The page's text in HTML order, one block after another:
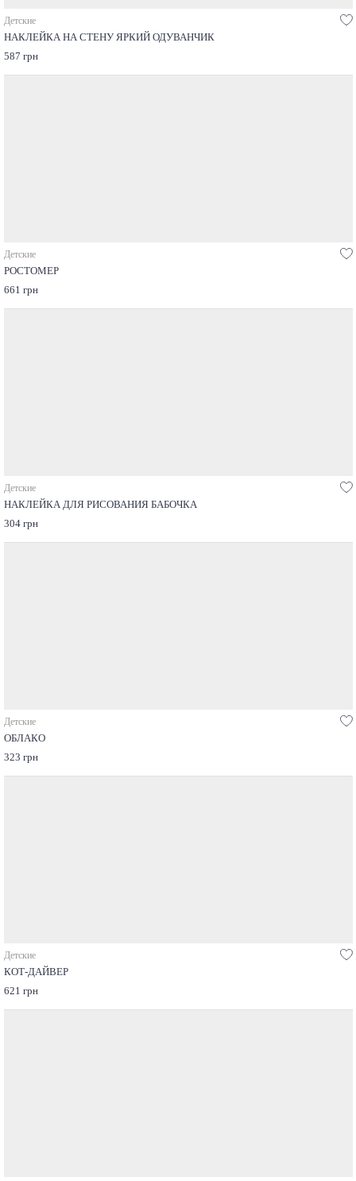
Детские
НАКЛЕЙКА НА СТЕНУ ЯРКИЙ ОДУВАНЧИК
587 грн
Детские
РОСТОМЕР
661 грн
Детские
НАКЛЕЙКА ДЛЯ РИСОВАНИЯ БАБОЧКА
304 грн
Детские
ОБЛАКО
323 грн
Детские
КОТ-ДАЙВЕР
621 грн